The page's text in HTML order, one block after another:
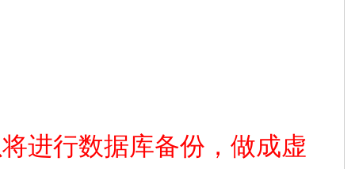
进行数据库备份，做成虚